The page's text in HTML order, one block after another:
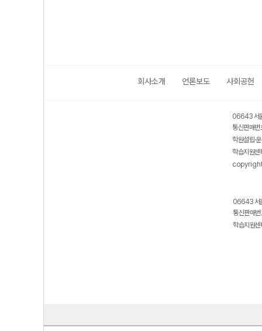
회사소개 언론보도 사회공헌
06643 서
통신판매
학원설립·
학습지원
06643 서
통신판매
학습지원